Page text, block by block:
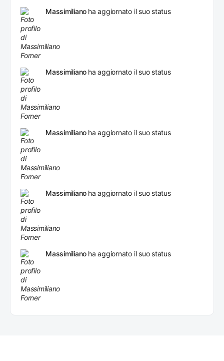
Massimiliano ha aggiornato il suo status
Massimiliano ha aggiornato il suo status
Massimiliano ha aggiornato il suo status
Massimiliano ha aggiornato il suo status
Massimiliano ha aggiornato il suo status